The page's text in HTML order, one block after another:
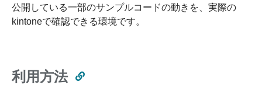
公開している一部のサンプルコードの動きを、実際の
kintoneで確認できる環境です。
利用方法